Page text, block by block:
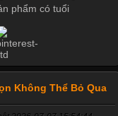
phẩm có tuổi
Không Thể Bỏ Qua